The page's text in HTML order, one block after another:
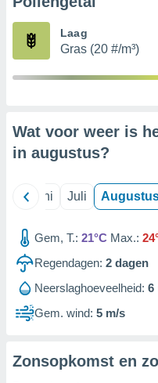
partners Laag
Gras (20 #/m³)
Wat voor weer is
in augustus?
Juni Juli
Gem, T.: 21°C Max.:
Regendagen: 2 dagen
Neerslaghoeveelheid: 6
Gem. wind: 5 m/s
Zonsopkomst en